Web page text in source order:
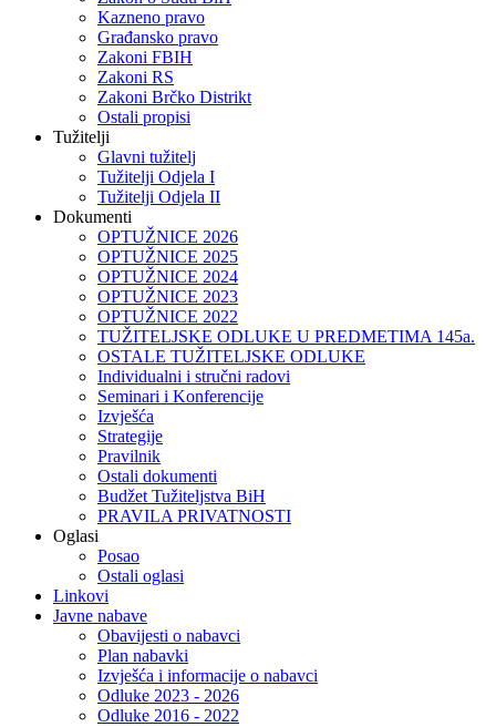
Kazneno pravo
Građansko pravo
Zakoni FBIH
Zakoni RS
Zakoni Brčko Distrikt
Ostali propisi
Tužitelji
Glavni tužitelj
Tužitelji Odjela I
Tužitelji Odjela II
Dokumenti
OPTUŽNICE 2026
OPTUŽNICE 2025
OPTUŽNICE 2024
OPTUŽNICE 2023
OPTUŽNICE 2022
TUŽITELJSKE ODLUKE U PREDMETIMA 145a.
OSTALE TUŽITELJSKE ODLUKE
Individualni i stručni radovi
Seminari i Konferencije
Izvješća
Strategije
Pravilnik
Ostali dokumenti
Budžet Tužiteljstva BiH
PRAVILA PRIVATNOSTI
Oglasi
Posao
Ostali oglasi
Linkovi
Javne nabave
Obavijesti o nabavci
Plan nabavki
Izvješća i informacije o nabavci
Odluke 2023 - 2026
Odluke 2016 - 2022